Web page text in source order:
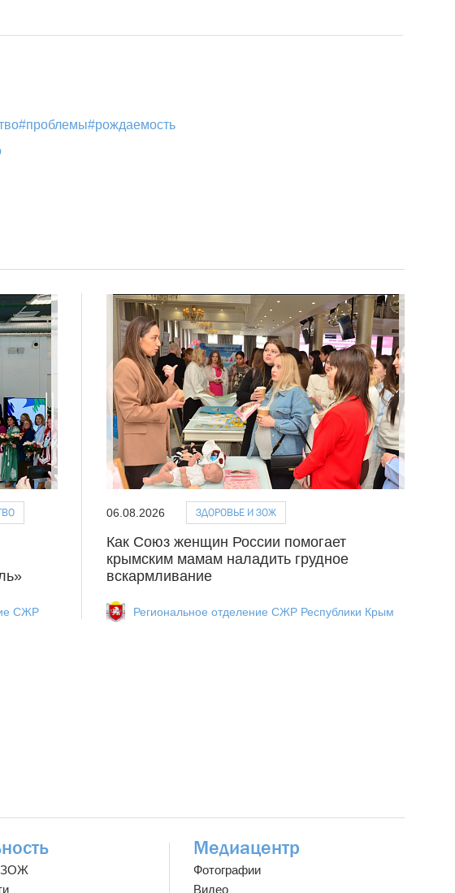
СЖР
06.08.2026 ЗДОРОВЬЕ И ЗОЖ
Как Союз женщин России помогает
крымским мамам наладить грудное
вскармливание
Региональное отделение СЖР Республики Крым
ЗОЖ
Медиацентр
Фотографии
Видео